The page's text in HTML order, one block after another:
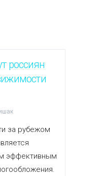
россиян
за рубежом
эффективным